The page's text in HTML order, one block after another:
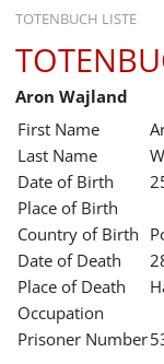
TOTENBUCH LISTE
STARTSEITE
GESCHICHTE
BILDUNG
FORSCHUNG
SERVICE
Leichte Sprache
Aron Wajland
First Name
Last Name
Date of Birth
Place of Birth
Country of Birth
Date of Death
Place of Death
Occupation
Prisoner Number